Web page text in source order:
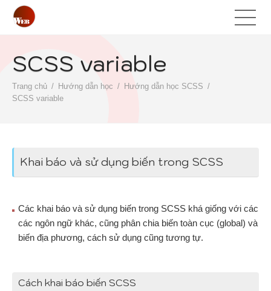
SCSS variable
Trang chủ Hướng dẫn học
Hướng dẫn học SCSS
SCSS variable
Khai báo và sử dụng biến trong SCSS
Các khai báo và sử dụng biến trong SCSS khá giống với các
các ngôn ngữ khác, cũng phân chia biến toàn cục (global) và
biến địa phương, cách sử dụng cũng tương tự.
Cách khai báo biến SCSS